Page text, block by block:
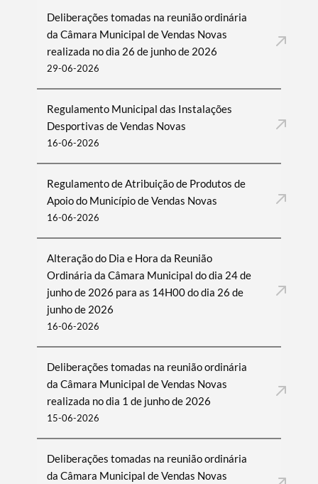
Deliberações tomadas na reunião ordinária
da Câmara Municipal de Vendas Novas
realizada no dia 26 de junho de 2026
29-06-2026
Regulamento Municipal das Instalações
Desportivas de Vendas Novas
16-06-2026
Regulamento de Atribuição de Produtos de
Apoio do Município de Vendas Novas
16-06-2026
Alteração do Dia e Hora da Reunião
Ordinária da Câmara Municipal do dia 24 de
junho de 2026 para as 14H00 do dia 26 de
junho de 2026
16-06-2026
Deliberações tomadas na reunião ordinária
da Câmara Municipal de Vendas Novas
realizada no dia 1 de junho de 2026
15-06-2026
Deliberações tomadas na reunião ordinária
da Câmara Municipal de Vendas Novas